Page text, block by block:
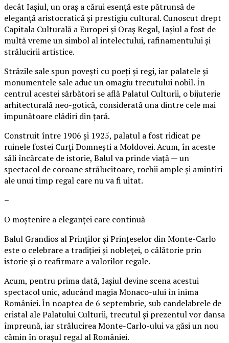
decât Iașiul, un oraș a cărui esență este pătrunsă de
eleganță aristocratică și prestigiu cultural. Cunoscut drept
Capitala Culturală a Europei și Oraș Regal, Iașiul a fost de
multă vreme un simbol al intelectului, rafinamentului și
strălucirii artistice.
Străzile sale spun povești cu poeți și regi, iar palatele și
monumentele sale aduc un omagiu trecutului nobil. În
centrul acestei sărbători se află Palatul Culturii, o bijuterie
arhitecturală neo-gotică, considerată una dintre cele mai
impunătoare clădiri din țară.
Construit între 1906 și 1925, palatul a fost ridicat pe
ruinele fostei Curți Domnești a Moldovei. Acum, în aceste
săli încărcate de istorie, Balul va prinde viață — un
spectacol de coroane strălucitoare, rochii ample și amintiri
ale unui timp regal care nu va fi uitat.
–
O moștenire a eleganței care continuă
Balul Grandios al Prinților și Prințeselor din Monte-Carlo
este o celebrare a tradiției și nobleței, o călătorie prin
istorie și o reafirmare a valorilor regale.
Acum, pentru prima dată, Iașiul devine scena acestui
spectacol unic, aducând magia Monaco-ului în inima
României. În noaptea de 6 septembrie, sub candelabrele de
cristal ale Palatului Culturii, trecutul și prezentul vor dansa
împreună, iar strălucirea Monte-Carlo-ului va găsi un nou
cămin în orașul regal al României.